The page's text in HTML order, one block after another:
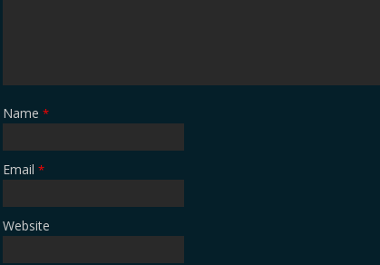
Name *
Email *
Website